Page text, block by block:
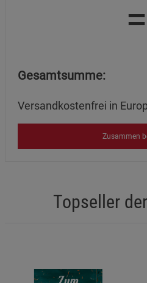
=
Gesamtsumme:
Versandkostenfrei in
Zusammen
Topseller
Beschreibung Marketing Cookies